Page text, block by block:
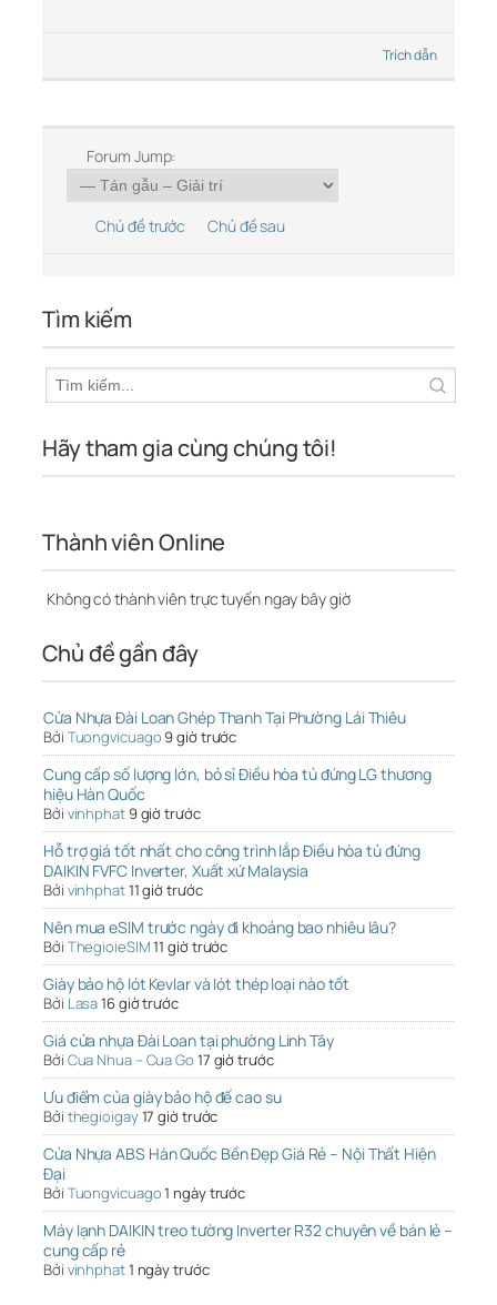
Trích dẫn
Forum Jump:
Chủ đề trước Chủ đề sau
Tìm kiếm
Hãy tham gia cùng chúng tôi!
Thành viên Online
Không có thành viên trực tuyến ngay bây giờ
Chủ đề gần đây
Cửa Nhựa Đài Loan Ghép Thanh Tại Phường Lái Thiêu
Bởi Tuongvicuago9 giờ trước
Cung cấp số lượng lớn, bỏ sỉ Điều hòa tủ đứng LG thương
hiệu Hàn Quốc
Bởi vinhphat9 giờ trước
Hỗ trợ giá tốt nhất cho công trình lắp Điều hòa tủ đứng
DAIKIN FVFC Inverter, Xuất xứ Malaysia
Bởi vinhphat11 giờ trước
Nên mua eSIM trước ngày đi khoảng bao nhiêu lâu?
Bởi ThegioieSIM11 giờ trước
Giày bảo hộ lót Kevlar và lót thép loại nào tốt
Bởi Lasa16 giờ trước
Giá cửa nhựa Đài Loan tại phường Linh Tây
Bởi Cua Nhua – Cua Go 17 giờ trước
Ưu điểm của giày bảo hộ đế cao su
Bởi thegioigay17 giờ trước
Cửa Nhựa ABS Hàn Quốc Bền Đẹp Giá Rẻ – Nội Thất Hiện
Đại
Bởi Tuongvicuago1 ngày trước
Máy lạnh DAIKIN treo tường Inverter R32 chuyên về bán lẻ –
cung cấp rẻ
Bởi vinhphat1 ngày trước